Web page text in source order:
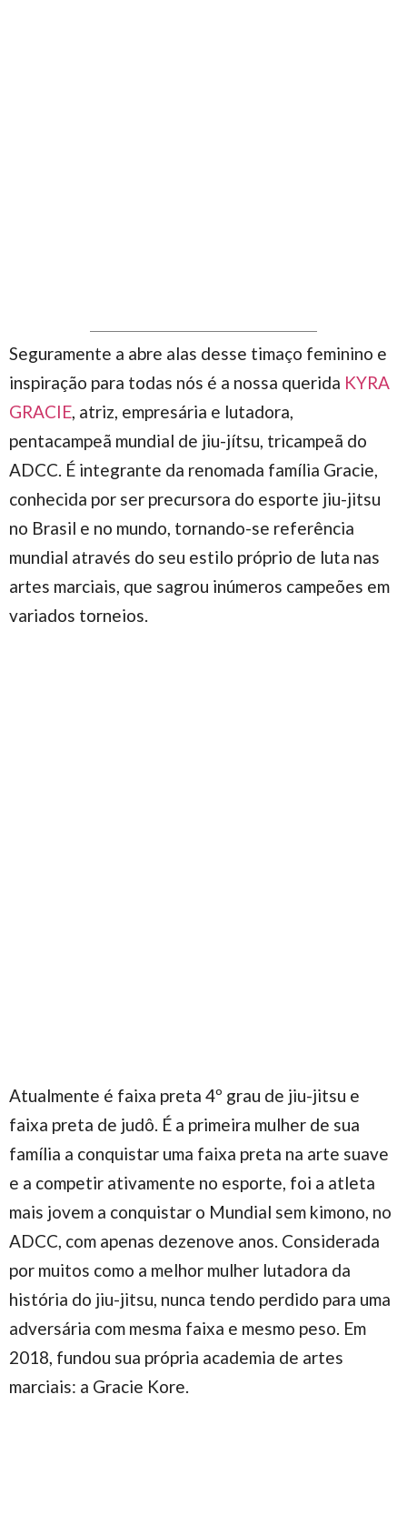
Seguramente a abre alas desse timaço feminino e
inspiração para todas nós é a nossa querida KYRA
GRACIE, atriz, empresária e lutadora,
pentacampeã mundial de jiu-jítsu, tricampeã do
ADCC. É integrante da renomada família Gracie,
conhecida por ser precursora do esporte jiu-jitsu
no Brasil e no mundo, tornando-se referência
mundial através do seu estilo próprio de luta nas
artes marciais, que sagrou inúmeros campeões em
variados torneios.
Atualmente é faixa preta 4º grau de jiu-jitsu e
faixa preta de judô. É a primeira mulher de sua
família a conquistar uma faixa preta na arte suave
e a competir ativamente no esporte, foi a atleta
mais jovem a conquistar o Mundial sem kimono, no
ADCC, com apenas dezenove anos. Considerada
por muitos como a melhor mulher lutadora da
história do jiu-jitsu, nunca tendo perdido para uma
adversária com mesma faixa e mesmo peso. Em
2018, fundou sua própria academia de artes
marciais: a Gracie Kore.